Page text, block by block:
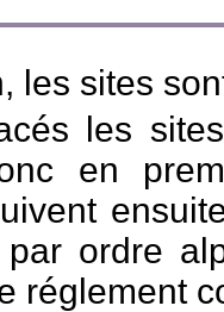
les sites
les
en
ordre
réglement